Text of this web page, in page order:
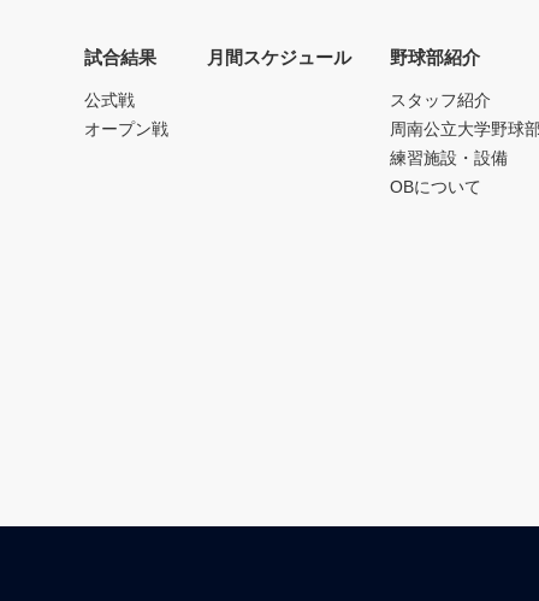
試合結果
公式戦
オープン戦
月間スケジュール 野球部紹介
スタッフ紹介
周南公立大学野球
練習施設・設備
OBについて